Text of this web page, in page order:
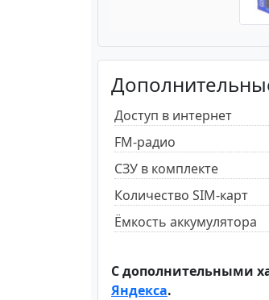
Доступ в интернет
FM-радио
СЗУ в комплекте
Количество SIM-карт
Ёмкость аккумулятора
С дополнительными
Яндекса.